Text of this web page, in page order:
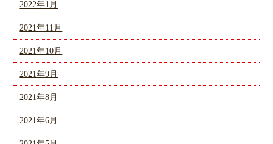
2022年1月
2021年11月
2021年10月
2021年9月
2021年8月
2021年6月